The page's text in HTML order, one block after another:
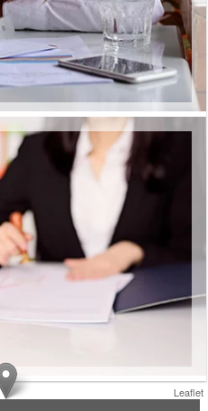
Leaflet